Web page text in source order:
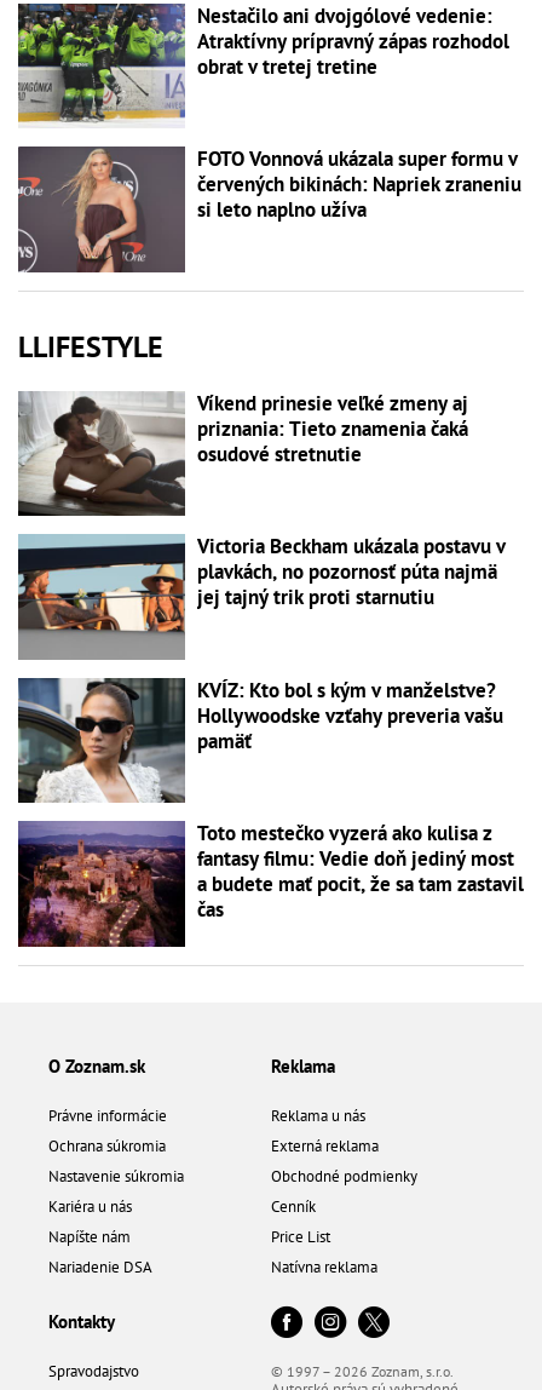
Nestačilo ani dvojgólové vedenie:
Atraktívny prípravný zápas rozhodol
obrat v tretej tretine
FOTO Vonnová ukázala super formu v
červených bikinách: Napriek zraneniu
si leto naplno užíva
LLIFESTYLE
Víkend prinesie veľké zmeny aj
priznania: Tieto znamenia čaká
osudové stretnutie
Victoria Beckham ukázala postavu v
plavkách, no pozornosť púta najmä
jej tajný trik proti starnutiu
KVÍZ: Kto bol s kým v manželstve?
Hollywoodske vzťahy preveria vašu
pamäť
Toto mestečko vyzerá ako kulisa z
fantasy filmu: Vedie doň jediný most
a budete mať pocit, že sa tam zastavil
čas
O Zoznam.sk
Právne informácie
Ochrana súkromia
Nastavenie súkromia
Kariéra u nás
Napíšte nám
Nariadenie DSA
Reklama
Reklama u nás
Externá reklama
Obchodné podmienky
Cenník
Price List
Natívna reklama
Kontakty
Spravodajstvo © 1997 – 2026 Zoznam, s.r.o.